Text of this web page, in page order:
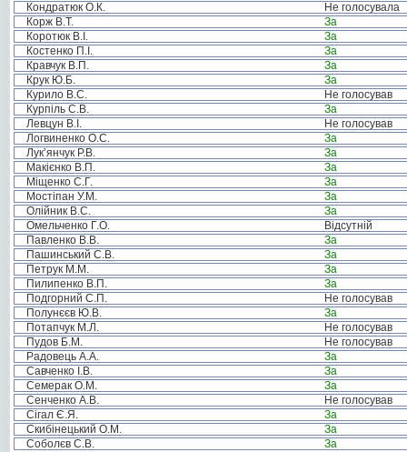
Кондратюк О.К.
Не голосувала
Корж В.Т.
За
Коротюк В.І.
За
Костенко П.І.
За
Кравчук В.П.
За
Крук Ю.Б.
За
Курило В.С.
Не голосував
Курпіль С.В.
За
Левцун В.І.
Не голосував
Логвиненко О.С.
За
Лук’янчук Р.В.
За
Макієнко В.П.
За
Міщенко С.Г.
За
Мостіпан У.М.
За
Олійник В.С.
За
Омельченко Г.О.
Відсутній
Павленко В.В.
За
Пашинський С.В.
За
Петрук М.М.
За
Пилипенко В.П.
За
Подгорний С.П.
Не голосував
Полунєєв Ю.В.
За
Потапчук М.Л.
Не голосував
Пудов Б.М.
Не голосував
Радовець А.А.
За
Савченко І.В.
За
Семерак О.М.
За
Сенченко А.В.
Не голосував
Сігал Є.Я.
За
Скибінецький О.М.
За
Соболєв С.В.
За